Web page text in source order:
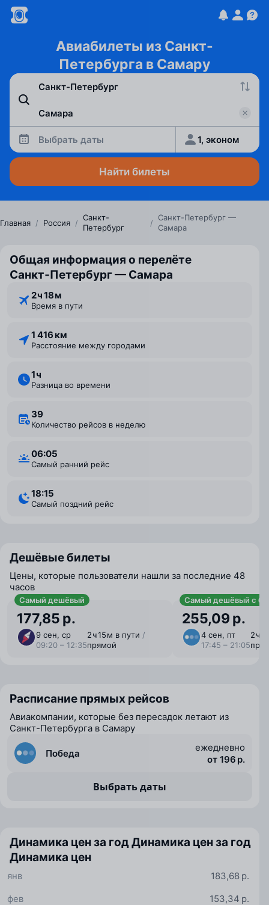
Авиабилеты из Санкт-
Петербурга в Самару
Выбрать даты 1, эконом
Найти билеты
Главная / Россия /
Санкт-
Петербург
/
Санкт-Петербург —
Самара
Общая информация о перелёте
Санкт‑Петербург — Самара
2 ⁠ч 18 ⁠м
Время в пути
1 416 км
Расстояние между городами
1 ⁠ч
Разница во времени
39
Количество рейсов в неделю
06:05
Самый ранний рейс
18:15
Самый поздний рейс
Дешёвые билеты
Цены, которые пользователи нашли за последние 48
часов
Самый дешёвый
177,85 р.
9 сен, ср
09:20 – 12:35
2 ⁠ч 15 ⁠м в пути /
прямой
Самый дешёвый с
255,09 р.
4 сен, пт
17:45 – 21:05
2 ⁠ч
Расписание прямых рейсов
Авиакомпании, которые без пересадок летают из
Санкт-Петербурга в Самару
Победа
ежедневно
от 196 р.
Выбрать даты
Динамика цен за годДинамика цен за год
Динамика цен
183,68 р.
янв
153,34 р.
фев